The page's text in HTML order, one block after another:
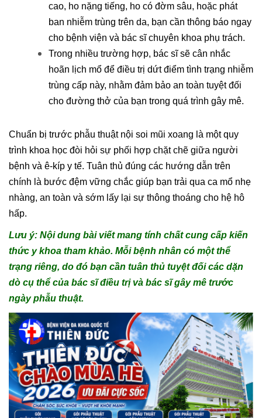
cao, ho nặng tiếng, ho có đờm sâu, hoặc phát
ban nhiễm trùng trên da, bạn cần thông báo ngay
cho bệnh viện và bác sĩ chuyên khoa phụ trách.
Trong nhiều trường hợp, bác sĩ sẽ cân nhắc
hoãn lịch mổ để điều trị dứt điểm tình trạng nhiễm
trùng cấp này, nhằm đảm bảo an toàn tuyệt đối
cho đường thở của bạn trong quá trình gây mê.
Chuẩn bị trước phẫu thuật nội soi mũi xoang là một quy
trình khoa học đòi hỏi sự phối hợp chặt chẽ giữa người
bệnh và ê-kíp y tế. Tuân thủ đúng các hướng dẫn trên
chính là bước đệm vững chắc giúp bạn trải qua ca mổ nhẹ
nhàng, an toàn và sớm lấy lại sự thông thoáng cho hệ hô
hấp.
Lưu ý: Nội dung bài viết mang tính chất cung cấp kiến
thức y khoa tham khảo. Mỗi bệnh nhân có một thể
trạng riêng, do đó bạn cần tuân thủ tuyệt đối các dặn
dò cụ thể của bác sĩ điều trị và bác sĩ gây mê trước
ngày phẫu thuật.